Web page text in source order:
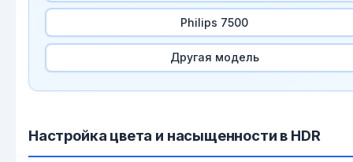
Philips 7500
Другая модель
Настройка цвета и насыщенности в HDR